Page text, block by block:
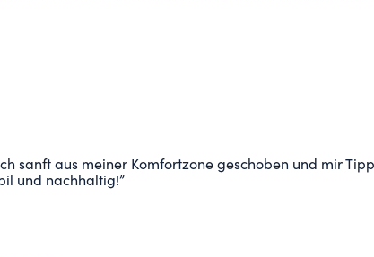
sanft aus meiner Komfortzone geschoben und mir
und nachhaltig!”